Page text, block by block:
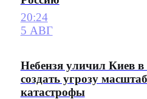
20:24
5 АВГ
Небензя уличил Киев
создать угрозу
катастрофы